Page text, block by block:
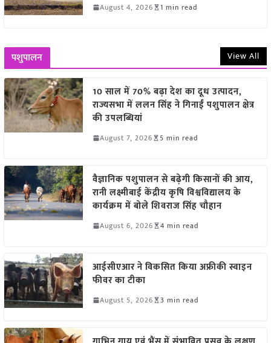
August 4, 2026 1 min read
पशुपालन View All
10 साल में 70% बढ़ा देश का दूध उत्पादन,
राज्यसभा में ललन सिंह ने गिनाईं पशुपालन क्षेत्र
की उपलब्धियां
August 7, 2026 5 min read
वैज्ञानिक पशुपालन से बढ़ेगी किसानों की आय,
रानी लक्ष्मीबाई केंद्रीय कृषि विश्वविद्यालय के
कार्यक्रम में बोले शिवराज सिंह चौहान
August 6, 2026 4 min read
आईसीएआर ने विकसित किया अफ्रीकी स्वाइन
फीवर का टीका
August 5, 2026 3 min read